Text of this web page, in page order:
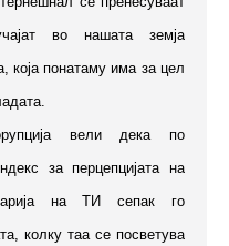
во нашата земја
која понатаму има за цел
вели дека по
за перцепцијата на
на ТИ сепак го
колку таа се посветува